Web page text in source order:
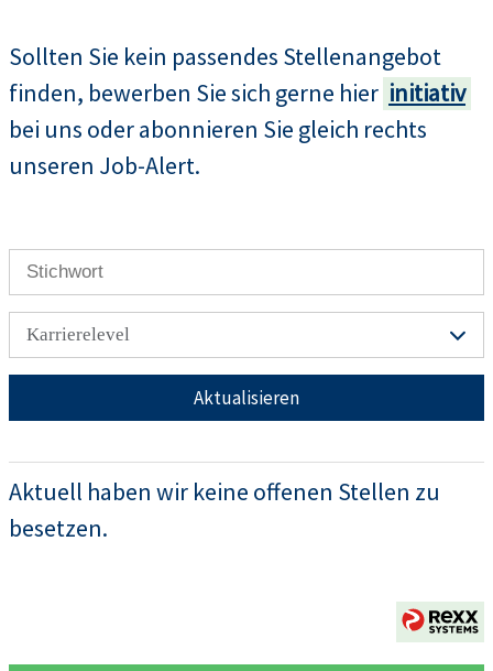
Sollten Sie kein passendes Stellenangebot
finden, bewerben Sie sich gerne hier initiativ
bei uns oder abonnieren Sie gleich rechts
unseren Job-Alert.
Karrierelevel
Aktualisieren
Aktuell haben wir keine offenen Stellen zu
besetzen.